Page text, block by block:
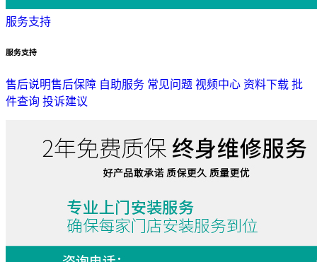
服务支持
服务支持
售后说明售后保障 自助服务 常见问题 视频中心 资料下载 批
件查询 投诉建议